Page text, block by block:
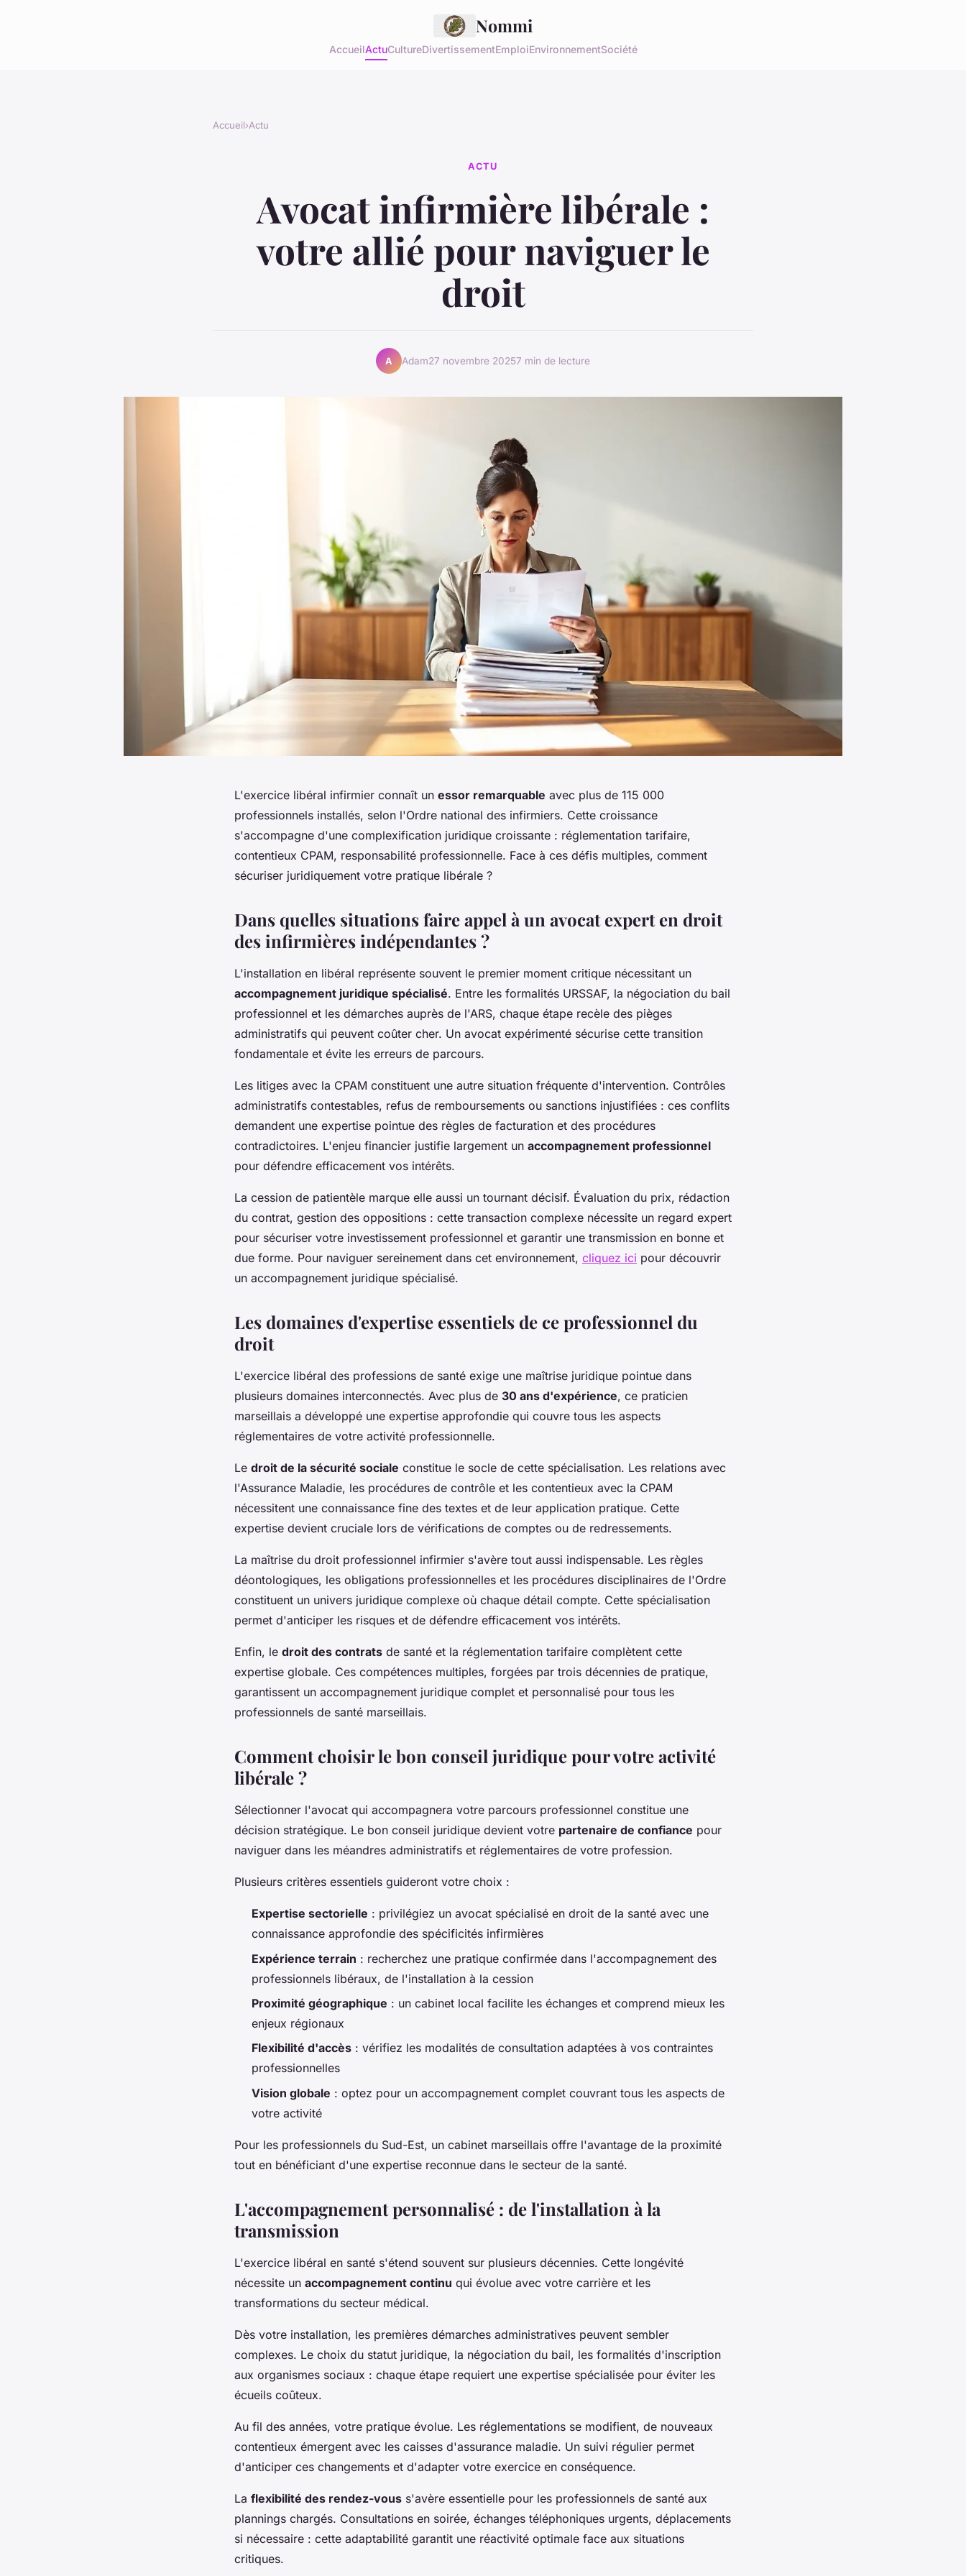
Nommi
AccueilActuCultureDivertissementEmploiEnvironnementSociété
Accueil›Actu
ACTU
Avocat infirmière libérale :
votre allié pour naviguer le
droit
A Adam27 novembre 20257 min de lecture
L'exercice libéral infirmier connaît un essor remarquable avec plus de 115 000
professionnels installés, selon l'Ordre national des infirmiers. Cette croissance
s'accompagne d'une complexification juridique croissante : réglementation tarifaire,
contentieux CPAM, responsabilité professionnelle. Face à ces défis multiples, comment
sécuriser juridiquement votre pratique libérale ?
Dans quelles situations faire appel à un avocat expert en droit
des infirmières indépendantes ?
L'installation en libéral représente souvent le premier moment critique nécessitant un
accompagnement juridique spécialisé. Entre les formalités URSSAF, la négociation du bail
professionnel et les démarches auprès de l'ARS, chaque étape recèle des pièges
administratifs qui peuvent coûter cher. Un avocat expérimenté sécurise cette transition
fondamentale et évite les erreurs de parcours.
Les litiges avec la CPAM constituent une autre situation fréquente d'intervention. Contrôles
administratifs contestables, refus de remboursements ou sanctions injustifiées : ces conflits
demandent une expertise pointue des règles de facturation et des procédures
contradictoires. L'enjeu financier justifie largement un accompagnement professionnel
pour défendre efficacement vos intérêts.
La cession de patientèle marque elle aussi un tournant décisif. Évaluation du prix, rédaction
du contrat, gestion des oppositions : cette transaction complexe nécessite un regard expert
pour sécuriser votre investissement professionnel et garantir une transmission en bonne et
due forme. Pour naviguer sereinement dans cet environnement, cliquez ici pour découvrir
un accompagnement juridique spécialisé.
Les domaines d'expertise essentiels de ce professionnel du
droit
L'exercice libéral des professions de santé exige une maîtrise juridique pointue dans
plusieurs domaines interconnectés. Avec plus de 30 ans d'expérience, ce praticien
marseillais a développé une expertise approfondie qui couvre tous les aspects
réglementaires de votre activité professionnelle.
Le droit de la sécurité sociale constitue le socle de cette spécialisation. Les relations avec
l'Assurance Maladie, les procédures de contrôle et les contentieux avec la CPAM
nécessitent une connaissance fine des textes et de leur application pratique. Cette
expertise devient cruciale lors de vérifications de comptes ou de redressements.
La maîtrise du droit professionnel infirmier s'avère tout aussi indispensable. Les règles
déontologiques, les obligations professionnelles et les procédures disciplinaires de l'Ordre
constituent un univers juridique complexe où chaque détail compte. Cette spécialisation
permet d'anticiper les risques et de défendre efficacement vos intérêts.
Enfin, le droit des contrats de santé et la réglementation tarifaire complètent cette
expertise globale. Ces compétences multiples, forgées par trois décennies de pratique,
garantissent un accompagnement juridique complet et personnalisé pour tous les
professionnels de santé marseillais.
Comment choisir le bon conseil juridique pour votre activité
libérale ?
Sélectionner l'avocat qui accompagnera votre parcours professionnel constitue une
décision stratégique. Le bon conseil juridique devient votre partenaire de confiance pour
naviguer dans les méandres administratifs et réglementaires de votre profession.
Plusieurs critères essentiels guideront votre choix :
Expertise sectorielle : privilégiez un avocat spécialisé en droit de la santé avec une
connaissance approfondie des spécificités infirmières
Expérience terrain : recherchez une pratique confirmée dans l'accompagnement des
professionnels libéraux, de l'installation à la cession
Proximité géographique : un cabinet local facilite les échanges et comprend mieux les
enjeux régionaux
Flexibilité d'accès : vérifiez les modalités de consultation adaptées à vos contraintes
professionnelles
Vision globale : optez pour un accompagnement complet couvrant tous les aspects de
votre activité
Pour les professionnels du Sud-Est, un cabinet marseillais offre l'avantage de la proximité
tout en bénéficiant d'une expertise reconnue dans le secteur de la santé.
L'accompagnement personnalisé : de l'installation à la
transmission
L'exercice libéral en santé s'étend souvent sur plusieurs décennies. Cette longévité
nécessite un accompagnement continu qui évolue avec votre carrière et les
transformations du secteur médical.
Dès votre installation, les premières démarches administratives peuvent sembler
complexes. Le choix du statut juridique, la négociation du bail, les formalités d'inscription
aux organismes sociaux : chaque étape requiert une expertise spécialisée pour éviter les
écueils coûteux.
Au fil des années, votre pratique évolue. Les réglementations se modifient, de nouveaux
contentieux émergent avec les caisses d'assurance maladie. Un suivi régulier permet
d'anticiper ces changements et d'adapter votre exercice en conséquence.
La flexibilité des rendez-vous s'avère essentielle pour les professionnels de santé aux
plannings chargés. Consultations en soirée, échanges téléphoniques urgents, déplacements
si nécessaire : cette adaptabilité garantit une réactivité optimale face aux situations
critiques.